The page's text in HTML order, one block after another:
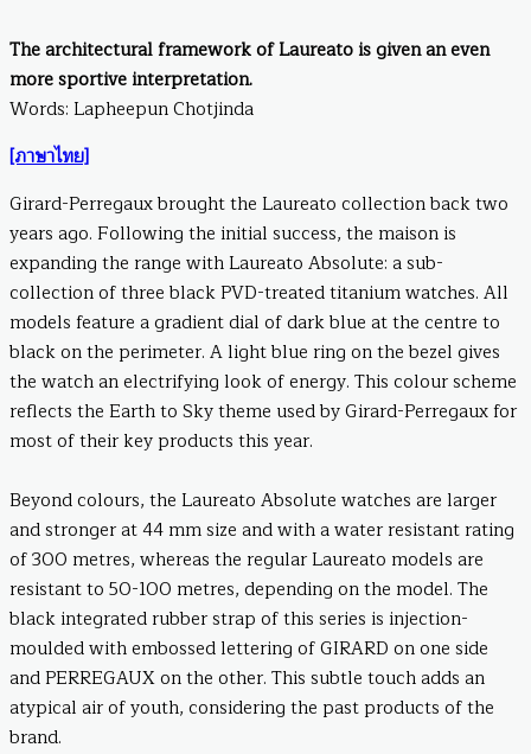
The architectural framework of Laureato is given an even
more sportive interpretation.
Words: Lapheepun Chotjinda
[ภาษาไทย]
Girard-Perregaux brought the Laureato collection back two
years ago. Following the initial success, the maison is
expanding the range with Laureato Absolute: a sub-
collection of three black PVD-treated titanium watches. All
models feature a gradient dial of dark blue at the centre to
black on the perimeter. A light blue ring on the bezel gives
the watch an electrifying look of energy. This colour scheme
reflects the Earth to Sky theme used by Girard-Perregaux for
most of their key products this year.
Beyond colours, the Laureato Absolute watches are larger
and stronger at 44 mm size and with a water resistant rating
of 300 metres, whereas the regular Laureato models are
resistant to 50-100 metres, depending on the model. The
black integrated rubber strap of this series is injection-
moulded with embossed lettering of GIRARD on one side
and PERREGAUX on the other. This subtle touch adds an
atypical air of youth, considering the past products of the
brand.